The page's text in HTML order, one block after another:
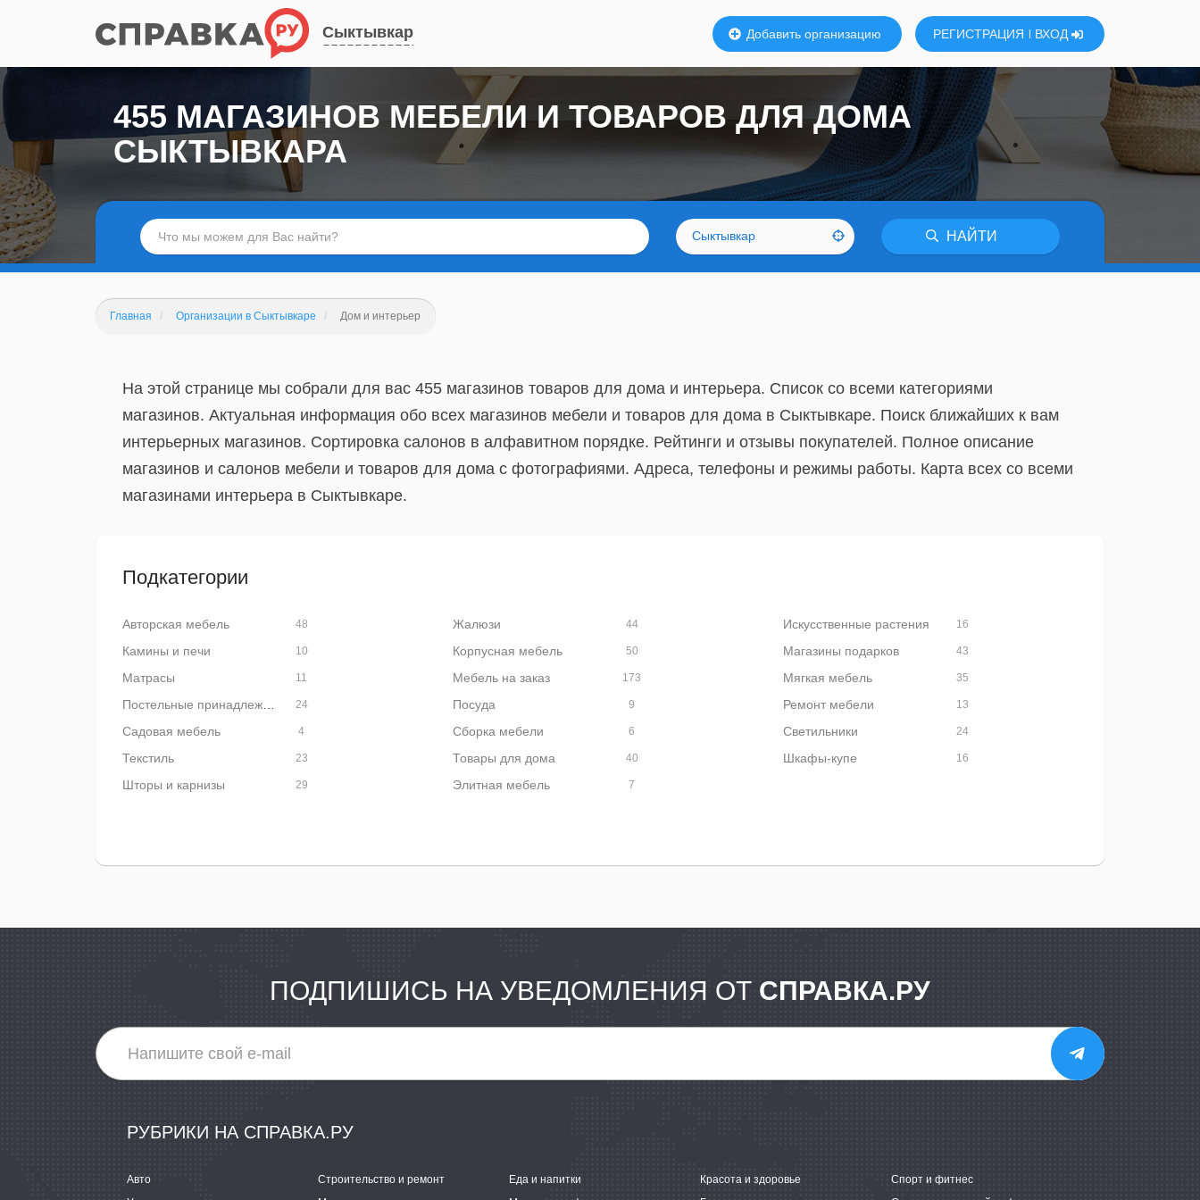
Сыктывкар Добавить организацию РЕГИСТРАЦИЯ ВХОД
Сыктывкар НАЙТИ
455 МАГАЗИНОВ МЕБЕЛИ И ТОВАРОВ ДЛЯ ДОМА
СЫКТЫВКАРА
Главная Организации в Сыктывкаре Дом и интерьер
На этой странице мы собрали для вас 455 магазинов товаров для дома и интерьера. Список со всеми категориями
магазинов. Актуальная информация обо всех магазинов мебели и товаров для дома в Сыктывкаре. Поиск ближайших к вам
интерьерных магазинов. Сортировка салонов в алфавитном порядке. Рейтинги и отзывы покупателей. Полное описание
магазинов и салонов мебели и товаров для дома с фотографиями. Адреса, телефоны и режимы работы. Карта всех со всеми
магазинами интерьера в Сыктывкаре.
Подкатегории
Авторская мебель 48 Жалюзи 44 Искусственные растения 16
Камины и печи 10 Корпусная мебель 50 Магазины подарков 43
Матрасы 11 Мебель на заказ 173 Мягкая мебель 35
24 Посуда 9 Ремонт мебели 13
Садовая мебель 4 Сборка мебели 6 Светильники 24
Текстиль 23 Товары для дома 40 Шкафы-купе 16
Шторы и карнизы 29 Элитная мебель 7
ПОДПИШИСЬ НА УВЕДОМЛЕНИЯ ОТ СПРАВКА.РУ
РУБРИКИ НА СПРАВКА.РУ
Авто Строительство и ремонт Еда и напитки Красота и здоровье
Спорт и фитнес